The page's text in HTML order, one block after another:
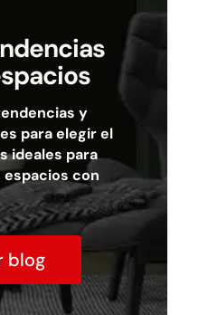
y
para elegir el
ideales para
con
blog